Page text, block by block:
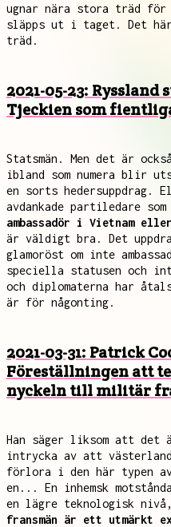
ugnar nära stora träd för
släpps ut i taget. Det
träd.
2021-05-23: Ryssland
Tjeckien som
Statsmän. Men det är
ibland som numera blir
en sorts hedersuppdrag.
avdankade partiledare
ambassadör i Vietnam
är väldigt bra. Det
glamoröst om inte
speciella statusen och
och diplomaterna har
är för någonting.
2021-03-31: Patrick
Föreställningen att
nyckeln till militär
Han säger liksom att det
intrycka av att
förlora i den här typen
en... En inhemsk
en lägre teknologisk
fransmän är ett utmärkt